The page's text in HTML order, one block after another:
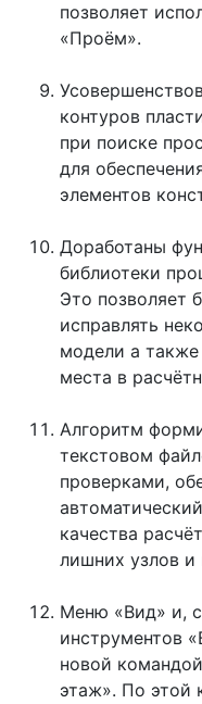
позволяет
«Проём».
контуров
при поиске
для
элементов
Доработаны
библиотеки
Это позволяет
исправлять
модели а
места в
Алгоритм
текстовом
проверками,
качества
лишних узлов и
Меню «Вид» и,
инструментов
новой
этаж». По этой